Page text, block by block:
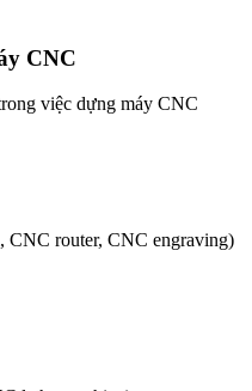
CNC
việc dựng máy CNC
CNC router, CNC engraving)